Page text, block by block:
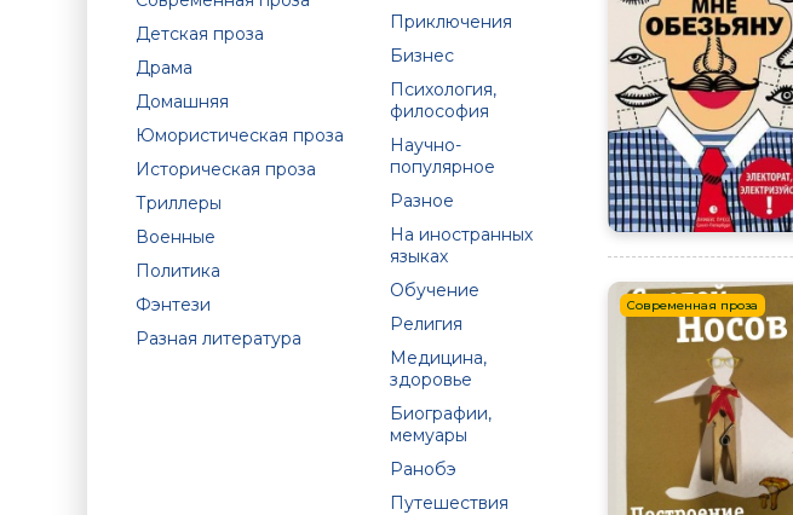
Детская проза
Драма
Домашняя
Юмористическая проза
Историческая проза
Триллеры
Военные
Политика
Фэнтези
Разная литература
Приключения
Бизнес
Психология,
философия
Научно-
популярное
Разное
На иностранных
языках
Обучение
Религия
Медицина,
здоровье
Биографии,
мемуары
Ранобэ
Путешествия
Современная проза